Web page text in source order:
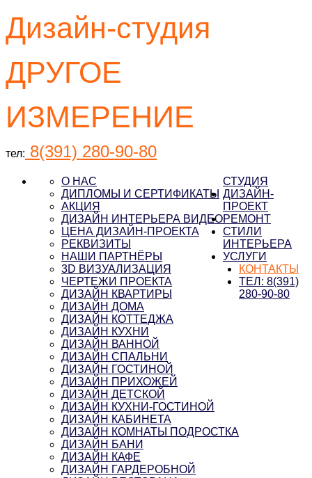
Дизайн-студия
ДРУГОЕ
ИЗМЕРЕНИЕ
тел: 8(391) 280-90-80
СТУДИЯ
О НАС
ДИПЛОМЫ И СЕРТИФИКАТЫ
АКЦИЯ
ДИЗАЙН ИНТЕРЬЕРА ВИДЕО
ЦЕНА ДИЗАЙН-ПРОЕКТА
РЕКВИЗИТЫ
НАШИ ПАРТНЁРЫ
ДИЗАЙН-
ПРОЕКТ
3D ВИЗУАЛИЗАЦИЯ
ЧЕРТЕЖИ ПРОЕКТА
ДИЗАЙН КВАРТИРЫ
ДИЗАЙН ДОМА
ДИЗАЙН КОТТЕДЖА
ДИЗАЙН КУХНИ
ДИЗАЙН ВАННОЙ
ДИЗАЙН СПАЛЬНИ
ДИЗАЙН ГОСТИНОЙ
ДИЗАЙН ПРИХОЖЕЙ
ДИЗАЙН ДЕТСКОЙ
ДИЗАЙН КУХНИ-ГОСТИНОЙ
ДИЗАЙН КАБИНЕТА
ДИЗАЙН КОМНАТЫ ПОДРОСТКА
ДИЗАЙН БАНИ
ДИЗАЙН КАФЕ
ДИЗАЙН ГАРДЕРОБНОЙ
РЕМОНТ
СТИЛИ
ИНТЕРЬЕРА
УСЛУГИ
КОНТАКТЫ
ТЕЛ: 8(391)
280-90-80